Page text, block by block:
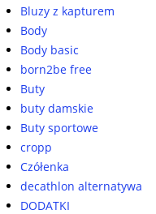
Bluzy z kapturem
Body
Body basic
born2be free
Buty
buty damskie
Buty sportowe
cropp
Czółenka
decathlon alternatywa
DODATKI